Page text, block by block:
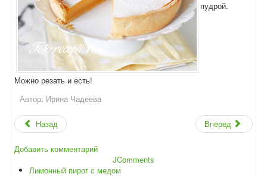
пудрой.
Можно резать и есть!
Автор: Ирина Чадеева
Назад Вперед
Добавить комментарий
JComments
Лимонный пирог с медом